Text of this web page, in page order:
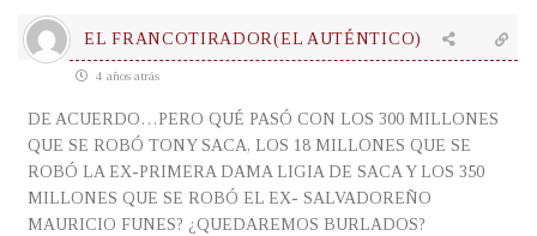
EL FRANCOTIRADOR(EL AUTÉNTICO)
4 años atrás
DE ACUERDO…PERO QUÉ PASÓ CON LOS 300 MILLONES
QUE SE ROBÓ TONY SACA, LOS 18 MILLONES QUE SE
ROBÓ LA EX-PRIMERA DAMA LIGIA DE SACA Y LOS 350
MILLONES QUE SE ROBÓ EL EX- SALVADOREÑO
MAURICIO FUNES? ¿QUEDAREMOS BURLADOS?